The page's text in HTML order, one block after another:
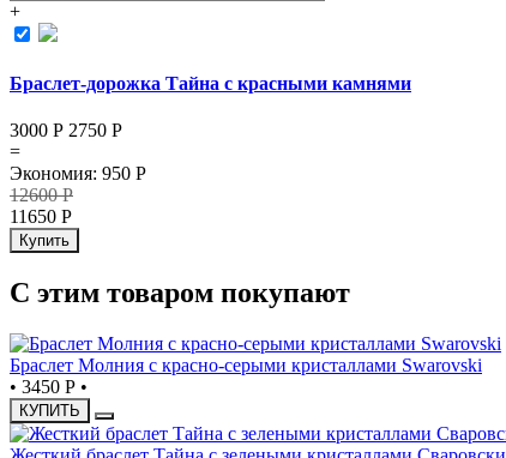
+
Браслет-дорожка Тайна с красными камнями
3000 Р 2750 Р
=
Экономия: 950 Р
12600Р
11650 Р
Купить
С этим товаром покупают
Браслет Молния с красно-серыми кристаллами Swarovski
• 3450 Р •
КУПИТЬ